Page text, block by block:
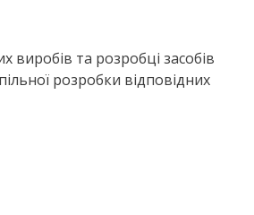
виробів та розробці засобів
розробки відповідних